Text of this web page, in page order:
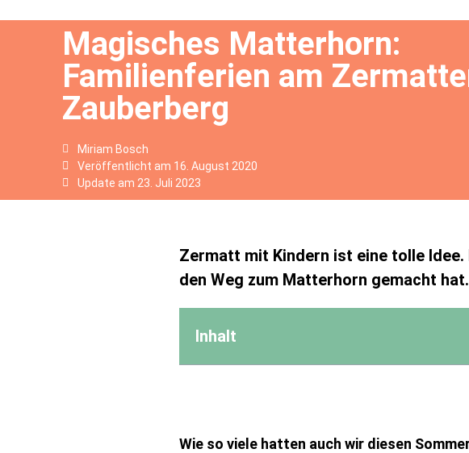
Magisches Matterhorn:
Familienferien am
Zauberberg
Miriam Bosch
Veröffentlicht am 16. August 2020
Update am 23. Juli 2023
Zermatt mit Kindern ist eine tolle
den Weg zum Matterhorn gemacht hat.
Inhalt
Wie so viele hatten auch wir diesen